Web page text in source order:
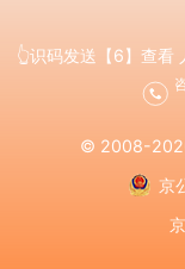
👆识码发送【6】查看
© 2008-
京